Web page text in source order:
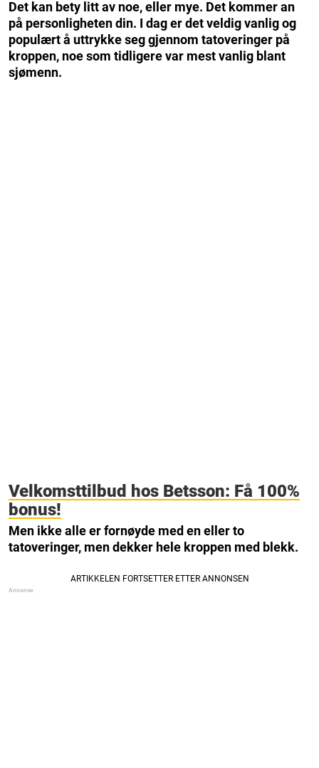
Det kan bety litt av noe, eller mye. Det kommer an
på personligheten din. I dag er det veldig vanlig og
populært å uttrykke seg gjennom tatoveringer på
kroppen, noe som tidligere var mest vanlig blant
sjømenn.
Velkomsttilbud hos Betsson: Få 100%
bonus!
Men ikke alle er fornøyde med en eller to
tatoveringer, men dekker hele kroppen med blekk.